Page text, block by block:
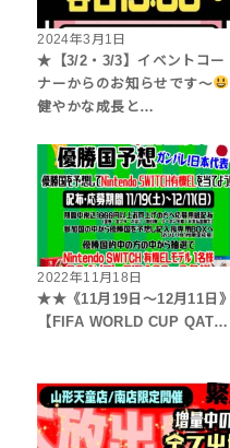
2024年3月1日
★【3/2・3/3】イベントコー
ナーからのお知らせです～
健やかな成長と…
2022年11月18日
★★《11月19日～12月11日》
【FIFA WORLD CUP QAT…